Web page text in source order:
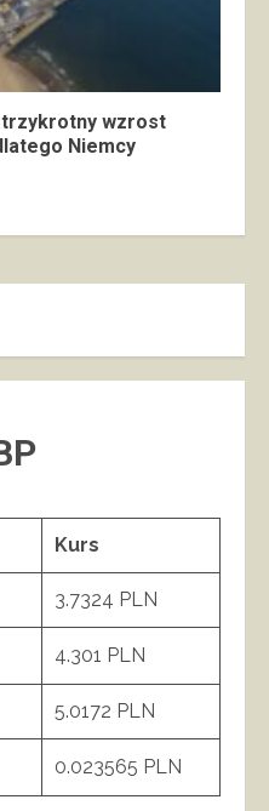
trzykrotny wzrost
Niemcy
Kurs
3.7324 PLN
4.301 PLN
5.0172 PLN
0.023565 PLN